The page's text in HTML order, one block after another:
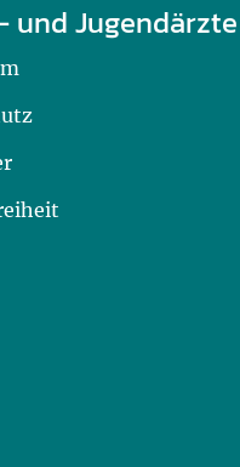
und